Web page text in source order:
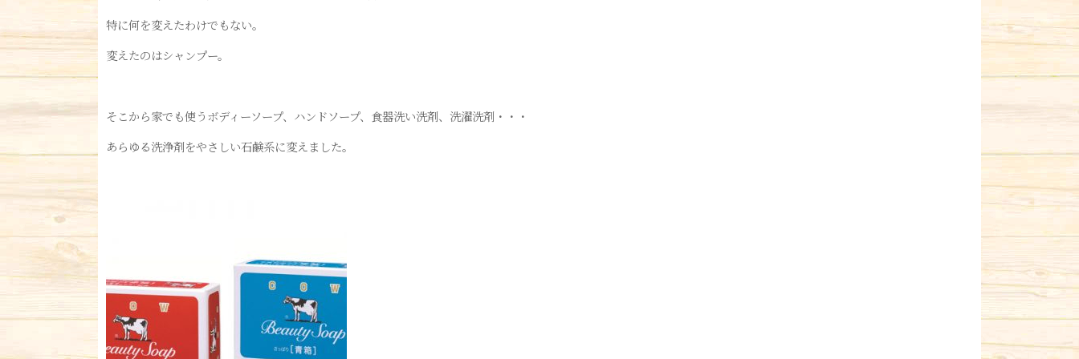
特に何を変えたわけでもない。
変えたのはシャンプー。
そこから家でも使うボディーソープ、ハンドソープ、食器洗い洗剤、洗濯洗剤・・・
あらゆる洗浄剤をやさしい石鹸系に変えました。